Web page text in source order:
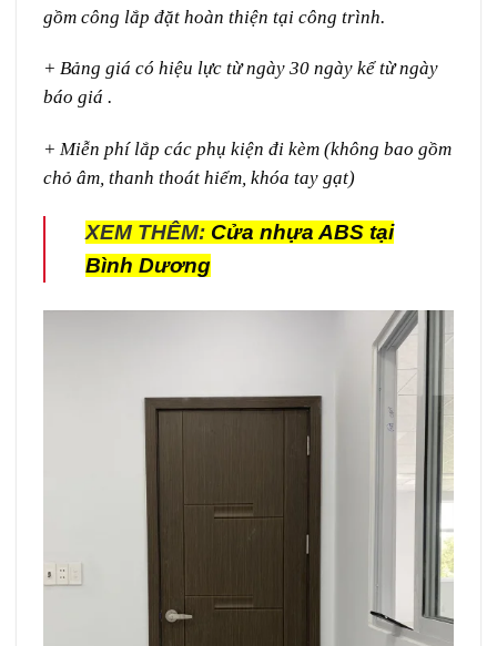
gồm công lắp đặt hoàn thiện tại công trình.
+ Bảng giá có hiệu lực từ ngày 30 ngày kể từ ngày
báo giá .
+ Miễn phí lắp các phụ kiện đi kèm (không bao gồm
chỏ âm, thanh thoát hiểm, khóa tay gạt)
XEM THÊM: Cửa nhựa ABS tại
Bình Dương